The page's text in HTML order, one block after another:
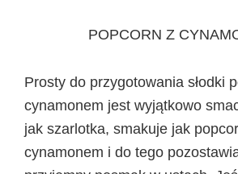
POPCORN Z
Prosty do przygotowania słodki
cynamonem jest wyjątkowo
jak szarlotka, smakuje jak
cynamonem i do tego